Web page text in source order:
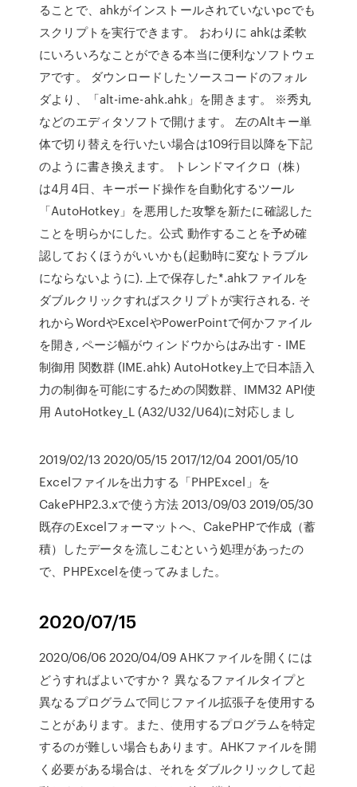
ることで、ahkがインストールされていないpcでも
スクリプトを実行できます。 おわりに ahkは柔軟
にいろいろなことができる本当に便利なソフトウェ
アです。 ダウンロードしたソースコードのフォル
ダより、「alt-ime-ahk.ahk」を開きます。 ※秀丸
などのエディタソフトで開けます。 左のAltキー単
体で切り替えを行いたい場合は109行目以降を下記
のように書き換えます。 トレンドマイクロ（株）
は4月4日、キーボード操作を自動化するツール
「AutoHotkey」を悪用した攻撃を新たに確認した
ことを明らかにした。公式 動作することを予め確
認しておくほうがいいかも(起動時に変なトラブル
にならないように). 上で保存した*.ahkファイルを
ダブルクリックすればスクリプトが実行される. そ
れからWordやExcelやPowerPointで何かファイル
を開き, ページ幅がウィンドウからはみ出す - IME
制御用 関数群 (IME.ahk) AutoHotkey上で日本語入
力の制御を可能にするための関数群、IMM32 API使
用 AutoHotkey_L (A32/U32/U64)に対応しまし
2019/02/13 2020/05/15 2017/12/04 2001/05/10
Excelファイルを出力する「PHPExcel」を
CakePHP2.3.xで使う方法 2013/09/03 2019/05/30
既存のExcelフォーマットへ、CakePHPで作成（蓄
積）したデータを流しこむという処理があったの
で、PHPExcelを使ってみました。
2020/07/15
2020/06/06 2020/04/09 AHKファイルを開くには
どうすればよいですか？ 異なるファイルタイプと
異なるプログラムで同じファイル拡張子を使用する
ことがあります。また、使用するプログラムを特定
するのが難しい場合もあります。AHKファイルを開
く必要がある場合は、それをダブルクリックして起